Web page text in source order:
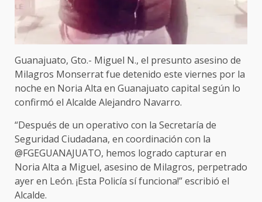
Guanajuato, Gto.- Miguel N., el presunto asesino de
Milagros Monserrat fue detenido este viernes por la
noche en Noria Alta en Guanajuato capital según lo
confirmó el Alcalde Alejandro Navarro.
“Después de un operativo con la Secretaría de
Seguridad Ciudadana, en coordinación con la
@FGEGUANAJUATO, hemos logrado capturar en
Noria Alta a Miguel, asesino de Milagros, perpetrado
ayer en León. ¡Esta Policía sí funciona!” escribió el
Alcalde.